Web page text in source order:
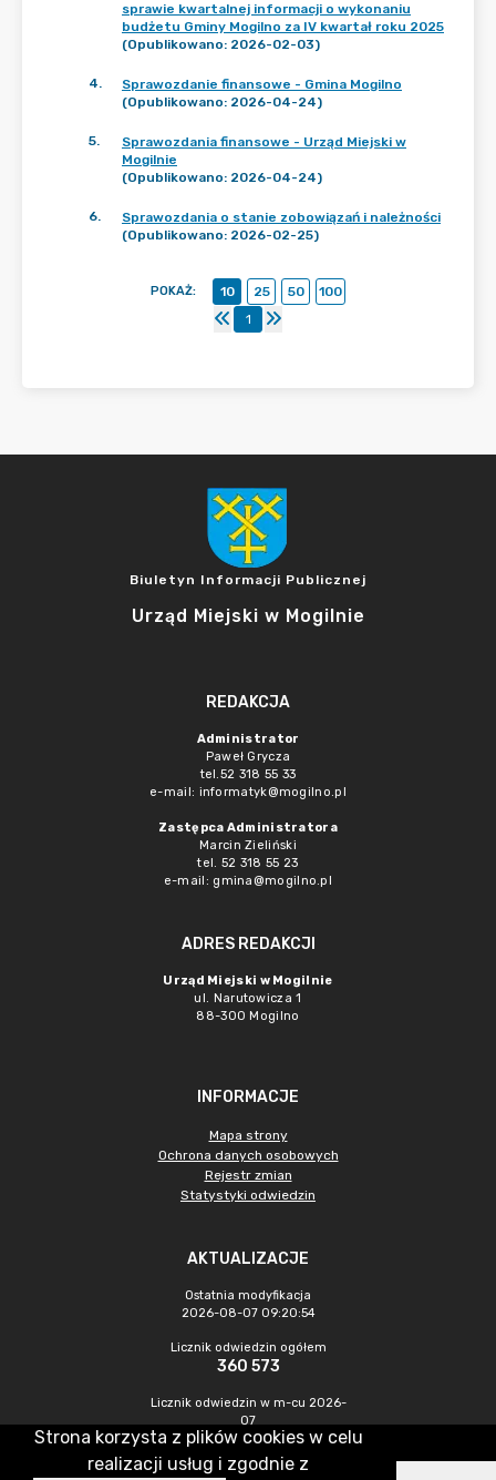
sprawie kwartalnej informacji o wykonaniu
budżetu Gminy Mogilno za IV kwartał roku 2025
(Opublikowano: 2026-02-03)
4.
Sprawozdanie finansowe - Gmina Mogilno
(Opublikowano: 2026-04-24)
5.
Sprawozdania finansowe - Urząd Miejski w
Mogilnie
(Opublikowano: 2026-04-24)
6.
Sprawozdania o stanie zobowiązań i należności
(Opublikowano: 2026-02-25)
POKAŻ: 10 25 50
100
1
Biuletyn Informacji Publicznej
Urząd Miejski w Mogilnie
REDAKCJA
Administrator
Paweł Grycza
tel.52 318 55 33
e-mail: informatyk@mogilno.pl
Zastępca Administratora
Marcin Zieliński
tel. 52 318 55 23
e-mail: gmina@mogilno.pl
ADRES REDAKCJI
Urząd Miejski w Mogilnie
ul. Narutowicza 1
88-300 Mogilno
INFORMACJE
Mapa strony
Ochrona danych osobowych
Rejestr zmian
Statystyki odwiedzin
AKTUALIZACJE
Ostatnia modyfikacja
2026-08-07 09:20:54
Licznik odwiedzin ogółem
360 573
Licznik odwiedzin w m-cu 2026-
07
1 218
Strona korzysta z plików cookies w celu
realizacji usług i zgodnie z